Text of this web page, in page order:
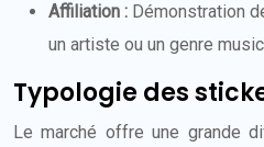
Affiliation : Démonstration
un artiste ou un genre
Typologie des
Le marché offre une grande